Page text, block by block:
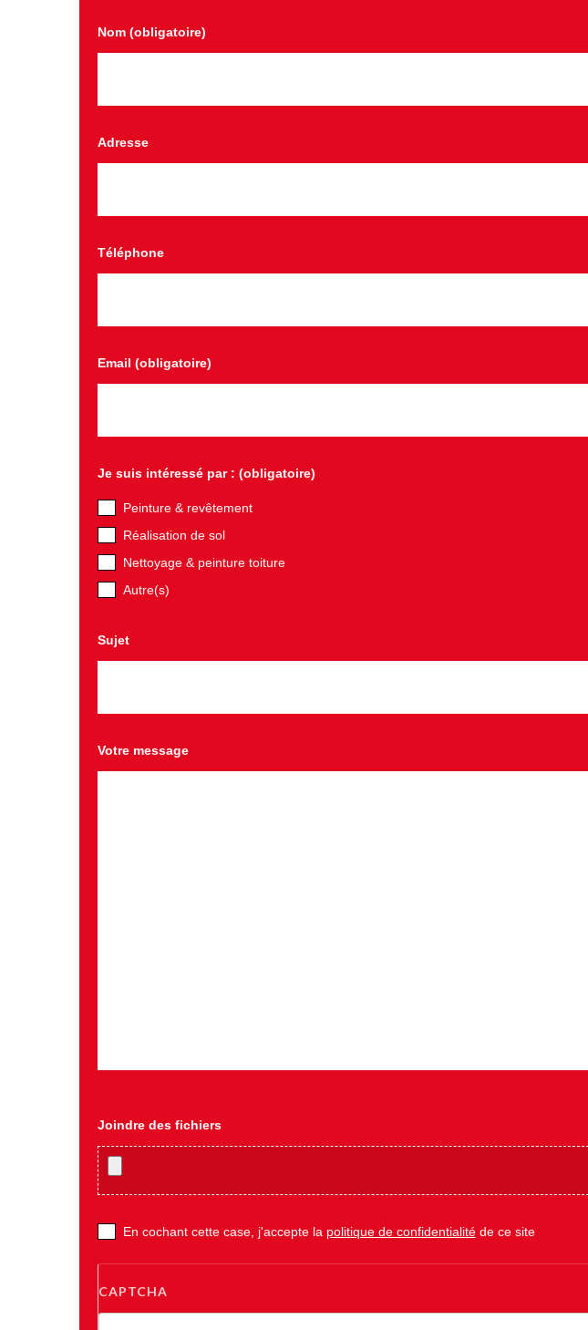
Nom (obligatoire)
Adresse
Téléphone
Email (obligatoire)
Je suis intéressé par : (obligatoire)
Peinture & revêtement
Réalisation de sol
Nettoyage & peinture toiture
Autre(s)
Sujet
Votre message
Joindre des fichiers
En cochant cette case, j'accepte la politique de confidentialité de ce site
CAPTCHA